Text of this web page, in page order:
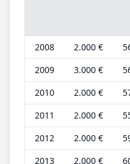
2008 2.000 €
2009
3.000 €
2010
2.000 €
2011
2.000 €
2012
2.000 €
2013
2.000 €